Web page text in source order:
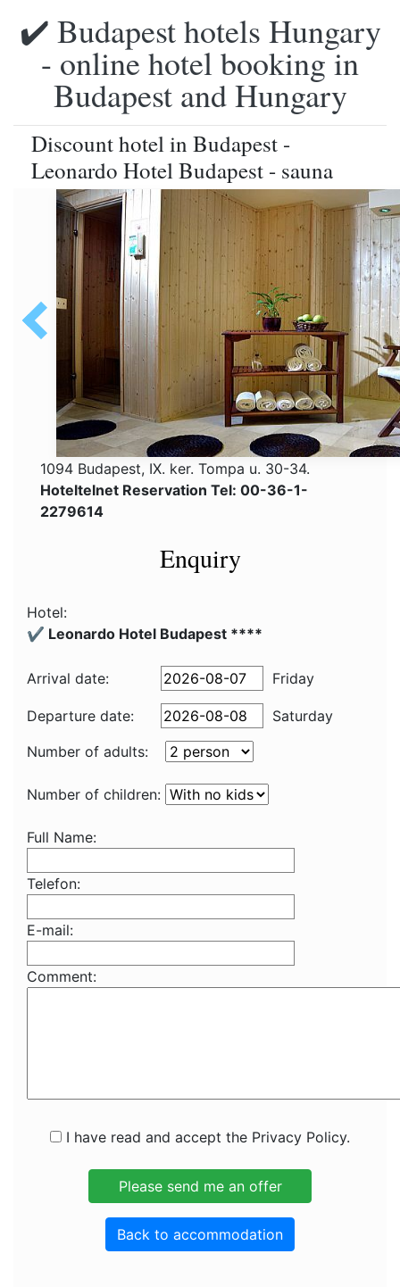
✔️ Budapest hotels Hungary
- online hotel booking in
Budapest and Hungary
Discount hotel in Budapest -
Leonardo Hotel Budapest - sauna
1094 Budapest, IX. ker. Tompa u. 30-34.
Hoteltelnet Reservation Tel: 00-36-1-
2279614
Enquiry
Hotel:
✔️ Leonardo Hotel Budapest ****
Arrival date: Friday
Departure date:
Saturday
Number of adults:
Number of children:
Full Name:
Telefon:
E-mail:
Comment:
I have read and accept the Privacy Policy.
Back to accommodation